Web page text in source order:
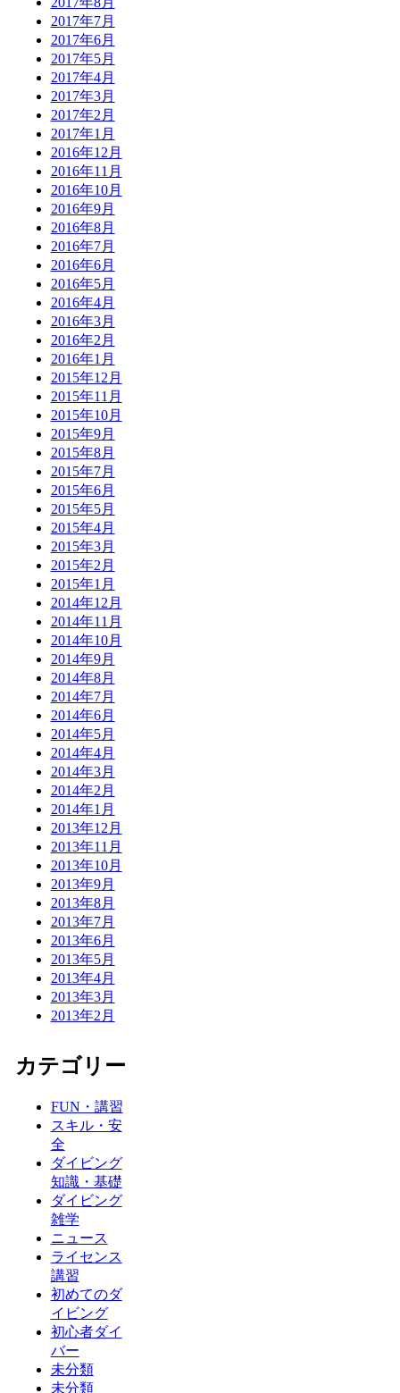
2017年7月
2017年6月
2017年5月
2017年4月
2017年3月
2017年2月
2017年1月
2016年12月
2016年11月
2016年10月
2016年9月
2016年8月
2016年7月
2016年6月
2016年5月
2016年4月
2016年3月
2016年2月
2016年1月
2015年12月
2015年11月
2015年10月
2015年9月
2015年8月
2015年7月
2015年6月
2015年5月
2015年4月
2015年3月
2015年2月
2015年1月
2014年12月
2014年11月
2014年10月
2014年9月
2014年8月
2014年7月
2014年6月
2014年5月
2014年4月
2014年3月
2014年2月
2014年1月
2013年12月
2013年11月
2013年10月
2013年9月
2013年8月
2013年7月
2013年6月
2013年5月
2013年4月
2013年3月
2013年2月
カテゴリー
FUN・講習
スキル・安
全
ダイビング
知識・基礎
ダイビング
雑学
ニュース
ライセンス
講習
初めてのダ
イビング
初心者ダイ
バー
未分類
未分類